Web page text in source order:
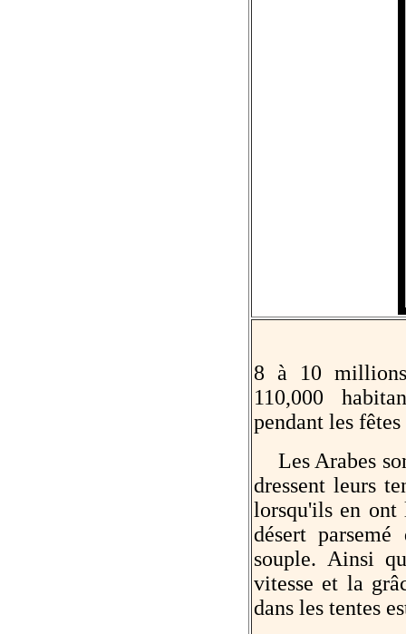
8 à 10
110,000
pendant les
Les Arabes
dressent leurs
lorsqu'ils en ont
désert
souple. Ainsi
vitesse et la
dans les tentes